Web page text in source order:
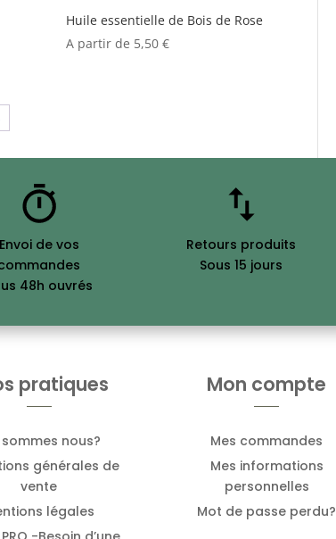
Huile essentielle de Bois de Rose
A partir de 5,50 €
Envoi de vos
48h ouvrés
Retours produits
Sous 15 jours
pratiques
sommes nous?
générales de
vente
légales
Mon compte
Mes commandes
Mes informations
personnelles
Mot de passe perdu?